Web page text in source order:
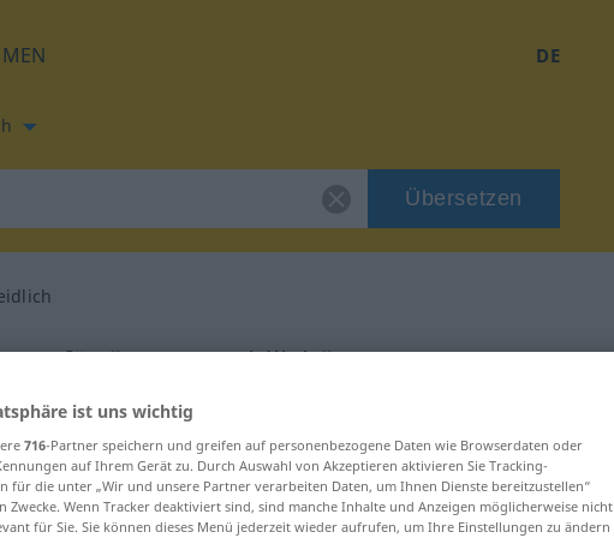
DE
Übersetzen
für "unvermeidlich"
ist uns wichtig
716-Partner speichern und greifen auf personenbezogene Daten wie Browserdaten oder
auf Ihrem Gerät zu. Durch Auswahl von Akzeptieren aktivieren Sie Tracking-
für die unter „Wir und unsere Partner verarbeiten Daten, um Ihnen Dienste bereitzustellen“
Zwecke. Wenn Tracker deaktiviert sind, sind manche Inhalte und Anzeigen möglicherweise nicht
für Sie. Sie können dieses Menü jederzeit wieder aufrufen, um Ihre Einstellungen zu ändern